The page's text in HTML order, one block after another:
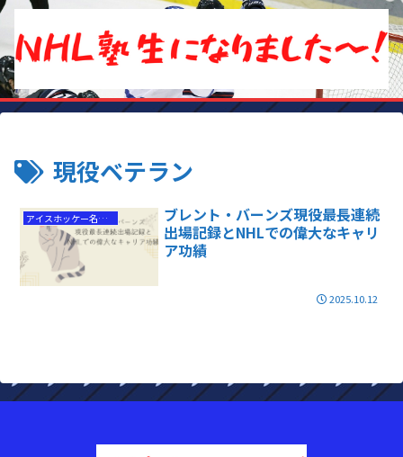
現役ベテラン
アイスホッケー名選手
ブレント・バーンズ現役最長連続
出場記録とNHLでの偉大なキャリ
ア功績
2025.10.12